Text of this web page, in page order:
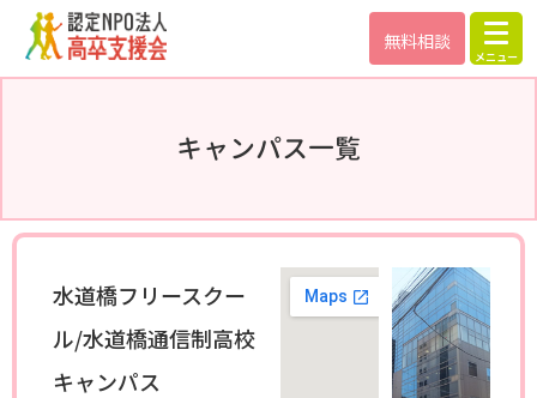
無料相談
キャンパス一覧
水道橋フリースクー
ル/水道橋通信制高校
キャンパス